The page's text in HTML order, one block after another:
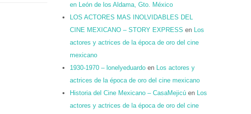
en León de los Aldama, Gto. México
LOS ACTORES MAS INOLVIDABLES DEL
CINE MEXICANO – STORY EXPRESS en Los
actores y actrices de la época de oro del cine
mexicano
1930-1970 – lonelyeduardo en Los actores y
actrices de la época de oro del cine mexicano
Historia del Cine Mexicano – CasaMejicú en Los
actores y actrices de la época de oro del cine